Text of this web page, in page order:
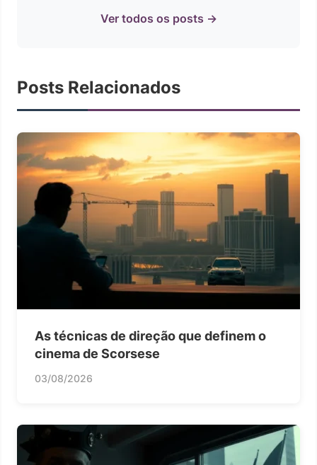
Ver todos os posts →
Posts Relacionados
As técnicas de direção que definem o
cinema de Scorsese
03/08/2026